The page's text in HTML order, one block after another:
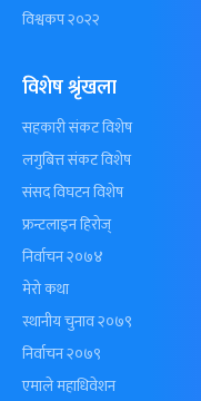
विश्वकप २०२२
विशेष श्रृंखला
सहकारी संकट विशेष
लगुबित्त संकट विशेष
संसद विघटन विशेष
फ्रन्टलाइन हिरोज्
निर्वाचन २०७४
मेरो कथा
स्थानीय चुनाव २०७९
निर्वाचन २०७९
एमाले महाधिवेशन